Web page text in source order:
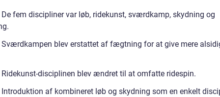
fem discipliner var løb, ridekunst, sværdkamp, skydning og
blev erstattet af fægtning for at give mere
disciplinen blev ændret til at omfatte ridespin.
af kombineret løb og skydning som en enkelt